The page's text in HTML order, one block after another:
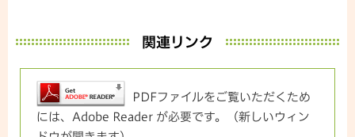
関連リンク
PDFファイルをご覧いただくため
には、Adobe Reader が必要です。（新しいウィン